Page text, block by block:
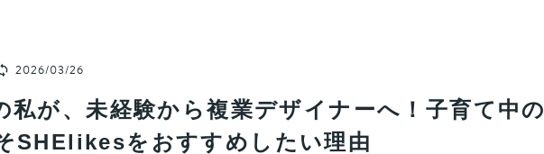
2026/03/26
私が、未経験から複業デザイナーへ！子育て中の
SHElikesをおすすめしたい理由